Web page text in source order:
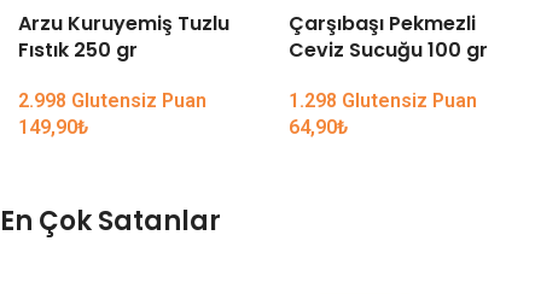
Arzu Kuruyemiş Tuzlu
Fıstık 250 gr
2.998 Glutensiz Puan
149,90₺
Çarşıbaşı Pekmezli
Ceviz Sucuğu 100 gr
1.298 Glutensiz Puan
64,90₺
En Çok Satanlar